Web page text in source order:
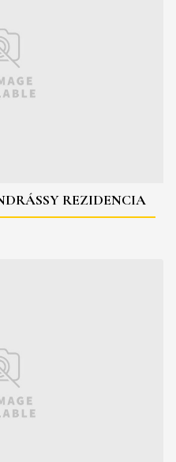
REZIDENCIA